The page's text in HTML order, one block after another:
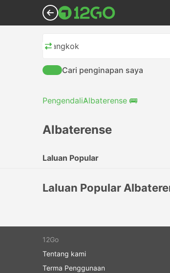
Bangkok
Cari penginapan saya
PengendaliAlbaterense 🚌
Albaterense
Laluan Popular
Laluan Popular
12Go
Tentang kami
Terma Penggunaan